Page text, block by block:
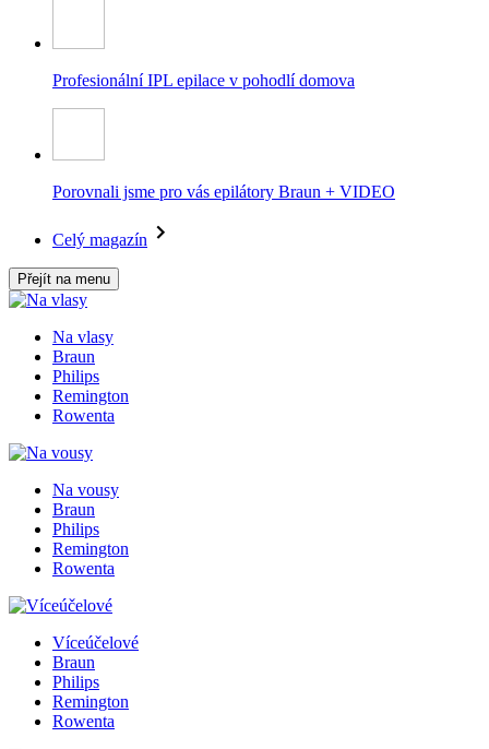
Profesionální IPL epilace v pohodlí domova
Porovnali jsme pro vás epilátory Braun + VIDEO
Celý magazín
Přejít na menu
Na vlasy
Braun
Philips
Remington
Rowenta
Na vousy
Braun
Philips
Remington
Rowenta
Víceúčelové
Braun
Philips
Remington
Rowenta